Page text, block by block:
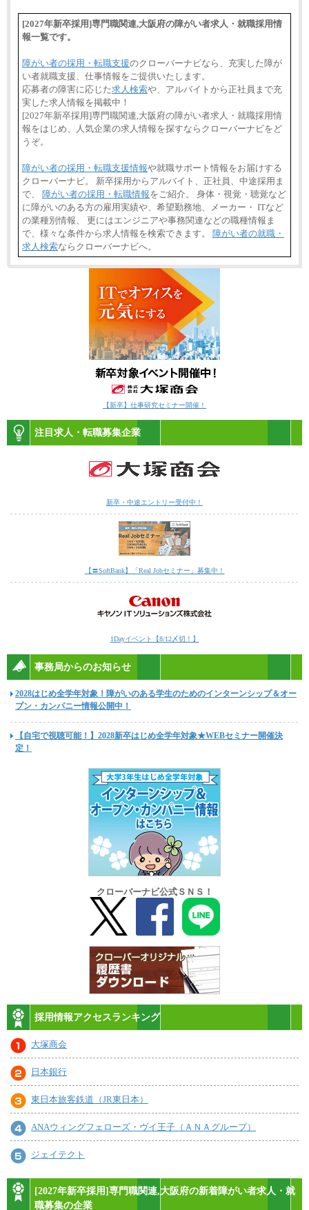
[2027年新卒採用]専門職関連,大阪府の障がい者求人・就職採用情
報一覧です。
障がい者の採用・転職支援のクローバーナビなら、充実した障が
い者就職支援、仕事情報をご提供いたします。
応募者の障害に応じた求人検索や、アルバイトから正社員まで充
実した求人情報を掲載中！
[2027年新卒採用]専門職関連,大阪府の障がい者求人・就職採用情
報をはじめ、人気企業の求人情報を探すならクローバーナビをど
うぞ。
障がい者の採用・転職支援情報や就職サポート情報をお届けする
クローバーナビ。 新卒採用からアルバイト、正社員、中途採用ま
で、 障がい者の採用・転職情報をご紹介。 身体・視覚・聴覚など
に障がいのある方の雇用実績や、希望勤務地、メーカー・ ITなど
の業種別情報、 更にはエンジニアや事務関連などの職種情報ま
で、様々な条件から求人情報を検索できます。 障がい者の就職・
求人検索ならクローバーナビへ。
【新卒】仕事研究セミナー開催！
注目求人・転職募集企業
新卒・中途エントリー受付中！
【〓SoftBank】「Real Jobセミナー」募集中！
1Dayイベント【8/12〆切！】
事務局からのお知らせ
2028はじめ全学年対象！障がいのある学生のためのインターンシップ＆オー
プン・カンパニー情報公開中！
【自宅で視聴可能！】2028新卒はじめ全学年対象★WEBセミナー開催決
定！
クローバーナビ公式ＳＮＳ！
採用情報アクセスランキング
大塚商会
日本銀行
東日本旅客鉄道（JR東日本）
ANAウィングフェローズ・ヴイ王子（ＡＮＡグループ）
ジェイテクト
[2027年新卒採用]専門職関連,大阪府の新着障がい者求人・就
職募集の企業